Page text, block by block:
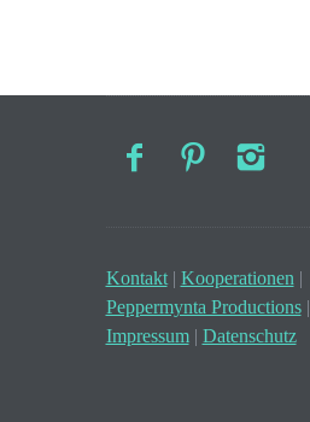
Kontakt| Kooperationen |
Peppermynta Productions|
Impressum| Datenschutz